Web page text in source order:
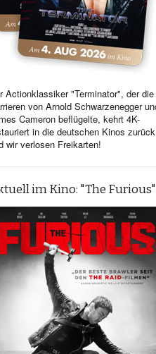
Actionklassiker "Terminator", der die
von Arnold Schwarzenegger
Cameron beflügelte, kehrt 4K-
in die deutschen Kinos zurück
wir verlosen Freikarten!
im Kino: "The Furious"